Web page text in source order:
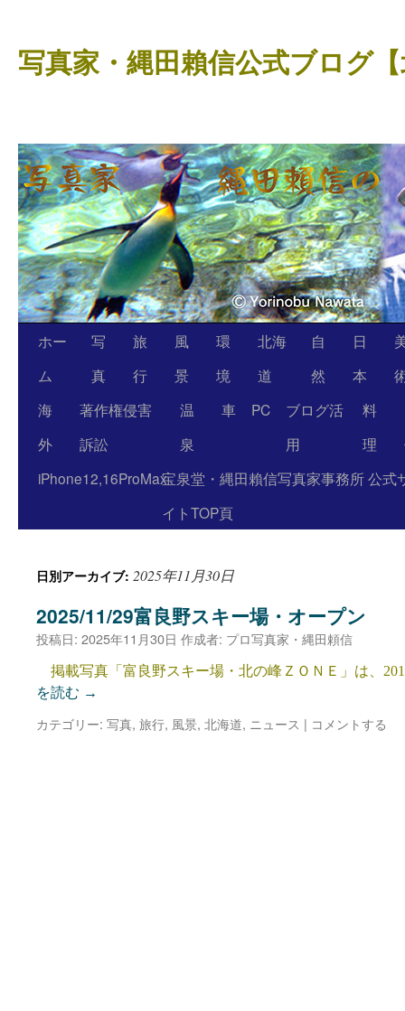
テ
ン
ッ
プ
写真家・縄田賴信公式ブログ
ホー
ム
写
真
旅
行
風
景
環
境
北海
道
自
然
日
本
海
外
著作権侵害
訴訟
温
泉
車 PC
ブログ活
用
料
理
iPhone12,16ProMax宝泉堂・縄田賴信写真家事務所 公式
イトTOP頁
日別アーカイブ: 2025年11月30日
2025/11/29富良野スキー場・オープン
投稿日: 2025年11月30日 作成者: プロ写真家・縄田頼信
掲載写真「富良野スキー場・北の峰ＺＯＮＥ」は、
を読む →
カテゴリー: 写真, 旅行, 風景, 北海道, ニュース | コメントする